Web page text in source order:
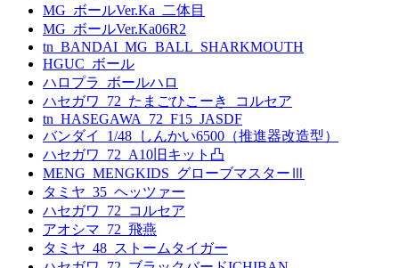
MG_ボールVer.Ka_二体目
MG_ボールVer.Ka06R2
tn_BANDAI_MG_BALL_SHARKMOUTH
HGUC_ボール
ハロプラ_ボールハロ
ハセガワ_72_たまごひこーき_コルセア
tn_HASEGAWA_72_F15_JASDF
バンダイ_1/48_しんかい6500（推進器改造型）
ハセガワ_72_A10旧キット凸
MENG_MENGKIDS_グローブマスターⅢ
タミヤ_35_ヘッツァー
ハセガワ_72_コルセア
アオシマ_72_飛燕
タミヤ_48_ストームタイガー